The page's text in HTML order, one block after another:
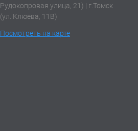
Рудокопровая улица, 21) | г.Томск
(ул. Клюева, 11В)
Посмотреть на карте